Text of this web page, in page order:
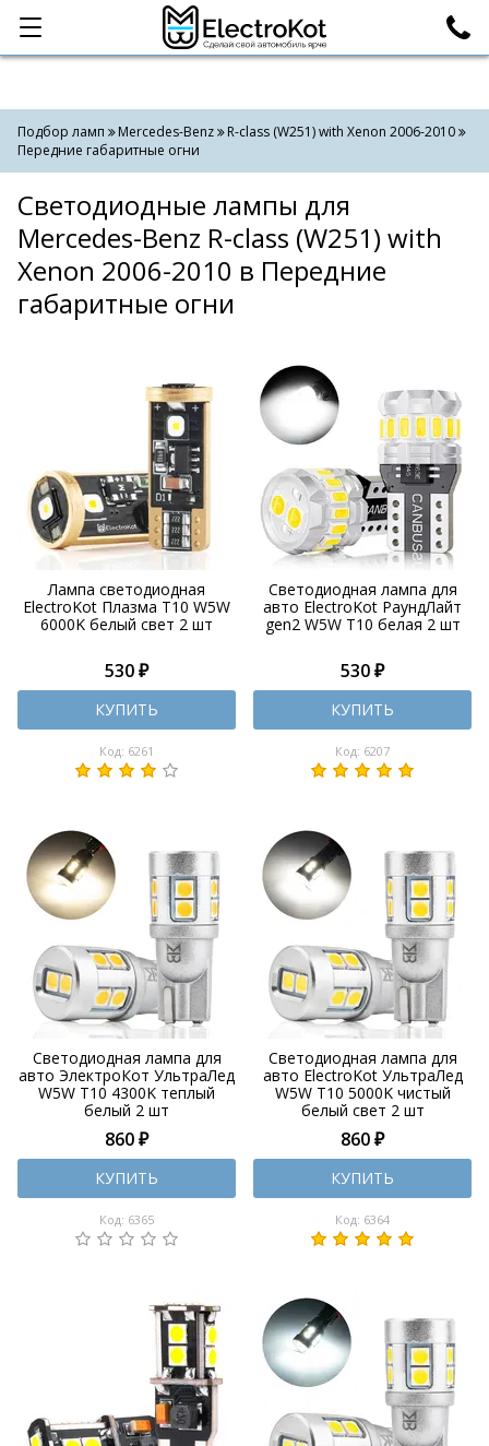
Категории Поиск
Подбор ламп Mercedes-Benz
R-class (W251) with Xenon 2006-2010
Передние габаритные огни
Светодиодные лампы для
Mercedes-Benz R-class (W251) with
Xenon 2006-2010 в Передние
габаритные огни
Лампа светодиодная
ElectroKot Плазма T10 W5W
6000K белый свет 2 шт
530 ₽
КУПИТЬ
Код: 6261
Светодиодная лампа для
авто ElectroKot РаундЛайт
gen2 W5W T10 белая 2 шт
530 ₽
КУПИТЬ
Код: 6207
Светодиодная лампа для
авто ЭлектроКот УльтраЛед
W5W T10 4300K теплый
белый 2 шт
860 ₽
КУПИТЬ
Код: 6365
Светодиодная лампа для
авто ElectroKot УльтраЛед
W5W T10 5000K чистый
белый свет 2 шт
860 ₽
КУПИТЬ
Код: 6364